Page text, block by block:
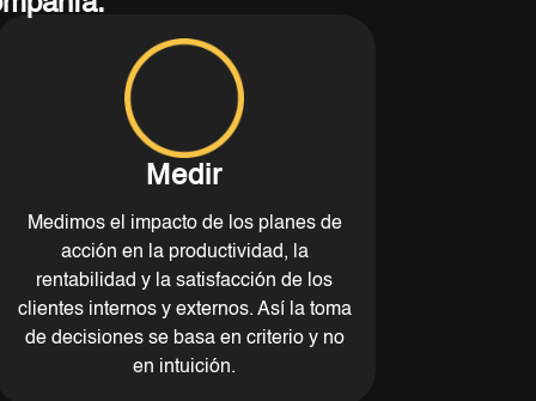
Medir
Medimos el impacto de los planes de
acción en la productividad, la
rentabilidad y la satisfacción de los
clientes internos y externos. Así la toma
de decisiones se basa en criterio y no
en intuición.